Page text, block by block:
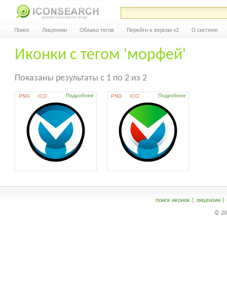
Поиск Лицензии Облако тегов Перейти к версии v2 О системе
Иконки с тегом 'морфей'
Показаны результаты с 1 по 2 из 2
PNG ICO Подробнее PNG ICO Подробнее
поиск иконок| лицензии|
©